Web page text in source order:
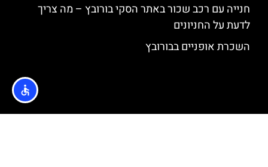
חנייה עם רכב שכור באתר הסקי בורובץ – מה צריך
לדעת על החניונים
השכרת אופניים בבורובץ